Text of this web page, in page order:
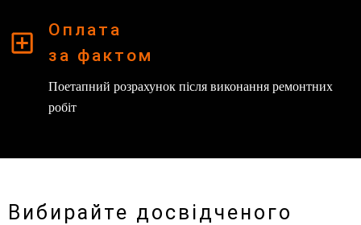
Оплата
за фактом
Поетапний розрахунок після виконання ремонтних
робіт
Вибирайте досвідченого